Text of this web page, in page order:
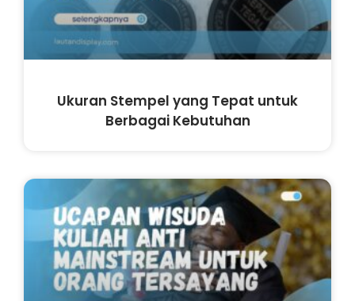
Ukuran Stempel yang Tepat untuk
Berbagai Kebutuhan